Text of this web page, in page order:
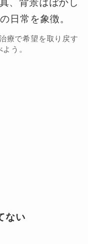
療で希望を取り戻す
う。
ない